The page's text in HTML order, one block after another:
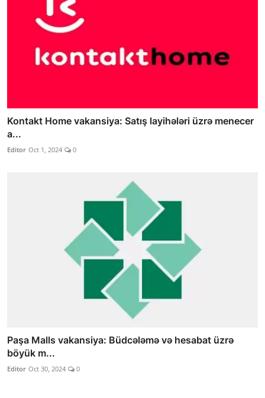
Kontakt Home vakansiya: Satış layihələri üzrə menecer
a...
Editor Oct 1, 2024 0
Paşa Malls vakansiya: Büdcələmə və hesabat üzrə
böyük m...
Editor Oct 30, 2024 0